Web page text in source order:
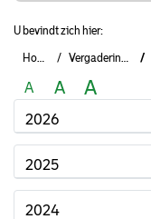
U bevindt zich hier:
Home Vergaderingen
A A A
2026
2025
2024